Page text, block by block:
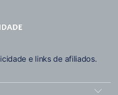
e links de afiliados.